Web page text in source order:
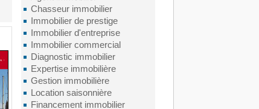
Chasseur immobilier
Immobilier de prestige
Immobilier d'entreprise
Immobilier commercial
Diagnostic immobilier
Expertise immobilière
Gestion immobilière
Location saisonnière
Financement immobilier